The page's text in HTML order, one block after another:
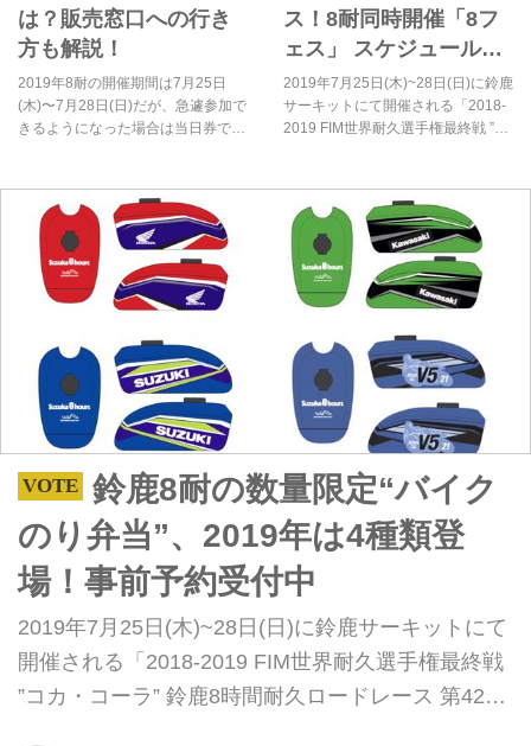
は？販売窓口への行き
方も解説！
2019年8耐の開催期間は7月25日
(木)〜7月28日(日)だが、急遽参加で
きるようになった場合は当日券で入
への道もこちらで解説する！
ス！8耐同時開催「8フ
ェス」 スケジュール＆
コメントまとめ
2019年7月25日(木)~28日(日)に鈴鹿
サーキットにて開催される「2018-
2019 FIM世界耐久選手権最終戦 ”コ
リア「BASE8耐」特設ステージで
開催する音楽イベント「8フェス」
の出演スケジュールが決定。これは
要保存！
鈴鹿8耐の数量限定“バイク
のり弁当”、2019年は4種類登
場！事前予約受付中
2019年7月25日(木)~28日(日)に鈴鹿サーキットにて
開催される「2018-2019 FIM世界耐久選手権最終戦
”コカ・コーラ” 鈴鹿8時間耐久ロードレース 第42回